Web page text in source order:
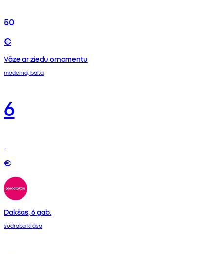
50
€
Vāze ar ziedu ornamentu
moderna, balta
6
€
Dakšas, 6 gab.
sudraba krāsā